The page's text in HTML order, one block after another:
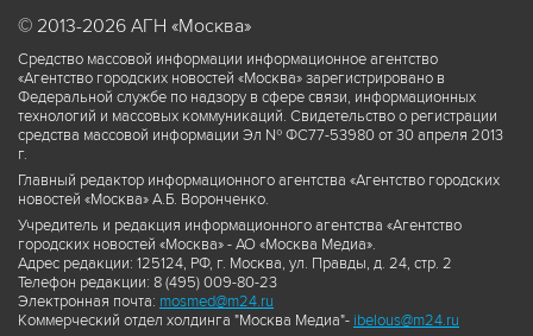
© 2013-2026 АГН «Москва»
Средство массовой информации информационное агентство
«Агентство городских новостей «Москва» зарегистрировано в
Федеральной службе по надзору в сфере связи, информационных
технологий и массовых коммуникаций. Свидетельство о регистрации
средства массовой информации Эл № ФС77-53980 от 30 апреля 2013
г.
Главный редактор информационного агентства «Агентство городских
новостей «Москва» А.Б. Воронченко.
Учредитель и редакция информационного агентства «Агентство
городских новостей «Москва» - АО «Москва Медиа».
Адрес редакции: 125124, РФ, г. Москва, ул. Правды, д. 24, стр. 2
Телефон редакции: 8 (495) 009-80-23
Электронная почта: mosmed@m24.ru
Коммерческий отдел холдинга "Москва Медиа"- ibelous@m24.ru